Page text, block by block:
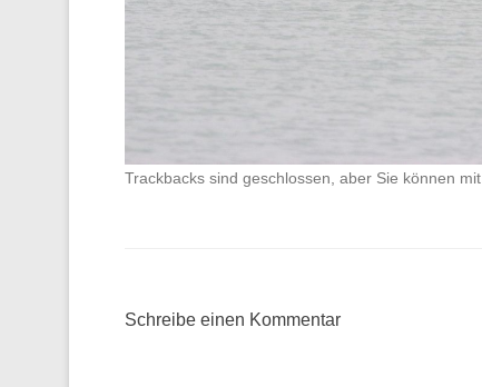
Trackbacks sind geschlossen, aber Sie können mit
Schreibe einen Kommentar